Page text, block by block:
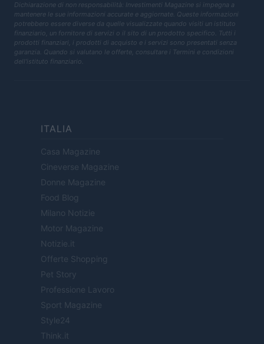
Dichiarazione di non responsabilità: Investimenti Magazine si impegna a
mantenere le sue informazioni accurate e aggiornate. Queste informazioni
potrebbero essere diverse da quelle visualizzate quando visiti un istituto
finanziario, un fornitore di servizi o il sito di un prodotto specifico. Tutti i
prodotti finanziari, i prodotti di acquisto e i servizi sono presentati senza
garanzia. Quando si valutano le offerte, consultare i Termini e condizioni
dell'istituto finanziario.
ITALIA
Casa Magazine
Cineverse Magazine
Donne Magazine
Food Blog
Milano Notizie
Motor Magazine
Notizie.it
Offerte Shopping
Pet Story
Professione Lavoro
Sport Magazine
Style24
Think.it